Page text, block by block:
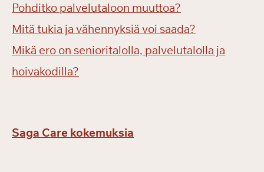
Pohditko palvelutaloon muuttoa?
Mitä tukia ja vähennyksiä voi saada?
Mikä ero on senioritalolla, palvelutalolla ja
hoivakodilla?
Saga Care kokemuksia